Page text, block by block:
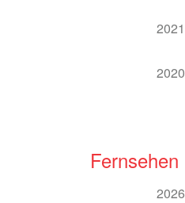
2021
2020
Fernsehen
2026